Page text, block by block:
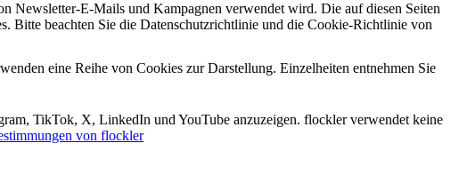
Newsletter-E-Mails und Kampagnen verwendet wird. Die auf diesen Seiten
Bitte beachten Sie die Datenschutzrichtlinie und die Cookie-Richtlinie von
eine Reihe von Cookies zur Darstellung. Einzelheiten entnehmen Sie
TikTok, X, LinkedIn und YouTube anzuzeigen. flockler verwendet keine
von flockler